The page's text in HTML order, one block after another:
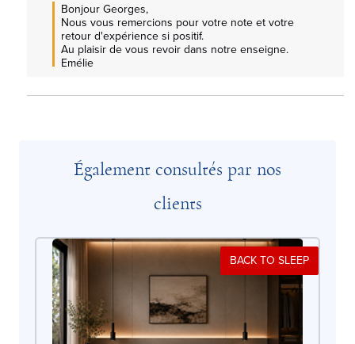
Bonjour Georges,
Nous vous remercions pour votre note et votre
retour d'expérience si positif.
Au plaisir de vous revoir dans notre enseigne.
Emélie
Également consultés par nos
clients
BACK TO SLEEP